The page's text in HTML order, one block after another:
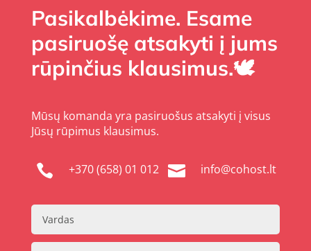
Pasikalbėkime. Esame
pasiruošę atsakyti į jums
rūpinčius klausimus.🕊️
Mūsų komanda yra pasiruošus atsakyti į visus
Jūsų rūpimus klausimus.
 +370 (658) 01 012  info@cohost.lt